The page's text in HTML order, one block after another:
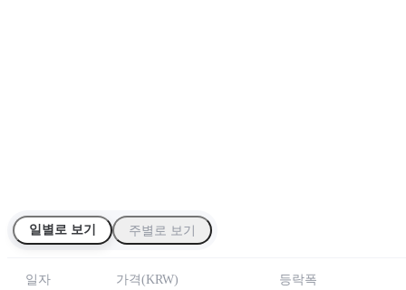
일별로 보기 주별로 보기
일자 가격(KRW) 등락폭